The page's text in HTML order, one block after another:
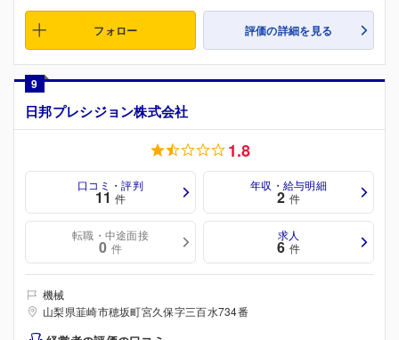
フォロー 評価の詳細を見る
9
日邦プレシジョン株式会社
1.8
口コミ・評判
11 件
年収・給与明細
2 件
転職・中途面接
0 件
求人
6 件
機械
山梨県韮崎市穂坂町宮久保字三百水734番